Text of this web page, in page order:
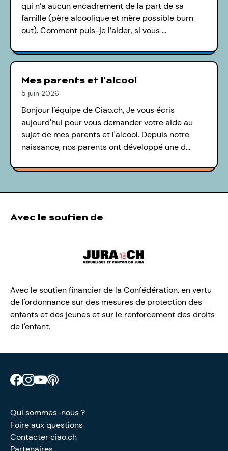
qui n’a aucun encadrement de la part de sa
famille (père alcoolique et mère possible burn
out). Comment puis-je l’aider, si vous …
Mes parents et l'alcool
5 juin 2026
Bonjour l'équipe de Ciao.ch, Je vous écris
aujourd'hui pour vous demander votre aide au
sujet de mes parents et l'alcool. Depuis notre
naissance, nos parents ont développé une d…
Avec le soutien de
Avec le soutien financier de la Confédération, en vertu
de l'ordonnance sur des mesures de protection des
enfants et des jeunes et sur le renforcement des droits
de l'enfant.
Retrouve CIAO sur Facebook
Retrouve CIAO sur Instagram
Retrouve CIAO sur YouTube
Qui sommes-nous ?
Foire aux questions
Contacter ciao.ch